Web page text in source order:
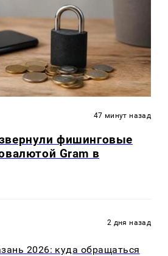
47 минут назад
фишинговые
Gram в
2 дня назад
2026: куда обращаться